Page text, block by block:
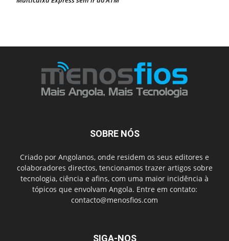
Multicaixa Express sem ir ao ATM
SOBRE NÓS
Criado por Angolanos, onde residem os seus editores e
colaboradores directos, tencionamos trazer artigos sobre
tecnologia, ciência e afins, com uma maior incidência à
tópicos que envolvam Angola. Entre em contato:
contacto@menosfios.com